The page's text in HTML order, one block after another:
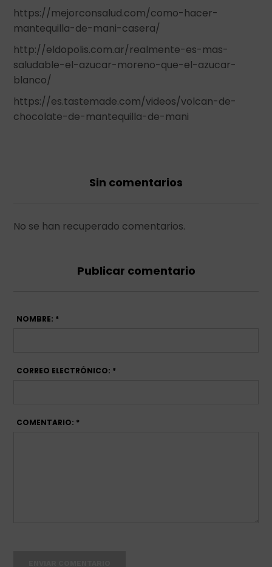
https://mejorconsalud.com/como-hacer-
mantequilla-de-mani-casera/
http://eldopolis.com.ar/realmente-es-mas-
saludable-el-azucar-moreno-que-el-azucar-
blanco/
https://es.tastemade.com/videos/volcan-de-
chocolate-de-mantequilla-de-mani
Sin comentarios
No se han recuperado comentarios.
Publicar comentario
NOMBRE: *
CORREO ELECTRÓNICO: *
COMENTARIO: *